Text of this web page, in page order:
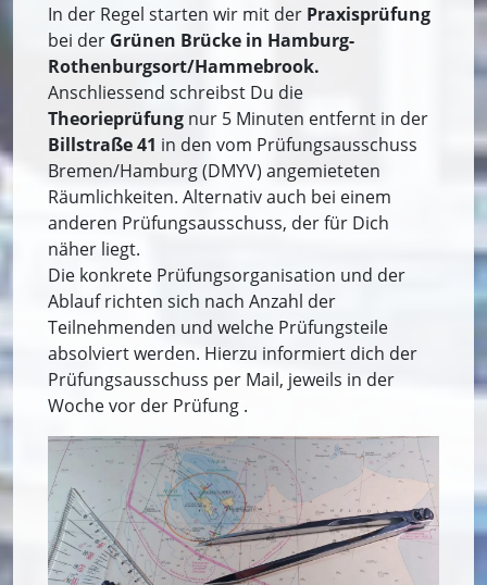
In der Regel starten wir mit der Praxisprüfung
bei der Grünen Brücke in Hamburg-
Rothenburgsort/Hammebrook.
Anschliessend schreibst Du die
Theorieprüfung nur 5 Minuten entfernt in der
Billstraße 41 in den vom Prüfungsausschuss
Bremen/Hamburg (DMYV) angemieteten
Räumlichkeiten. Alternativ auch bei einem
anderen Prüfungsausschuss, der für Dich
näher liegt.
Die konkrete Prüfungsorganisation und der
Ablauf richten sich nach Anzahl der
Teilnehmenden und welche Prüfungsteile
absolviert werden. Hierzu informiert dich der
Prüfungsausschuss per Mail, jeweils in der
Woche vor der Prüfung .